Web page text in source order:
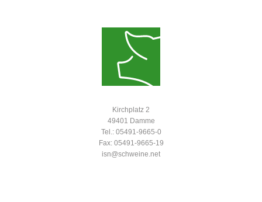
Kirchplatz 2
49401 Damme
Tel.: 05491-9665-0
Fax: 05491-9665-19
isn@schweine.net